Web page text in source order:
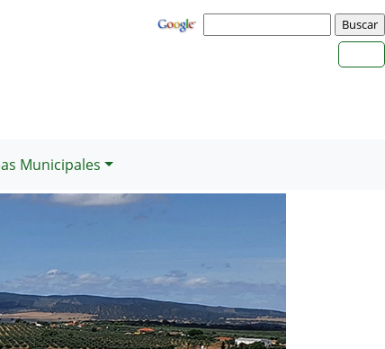
Municipales